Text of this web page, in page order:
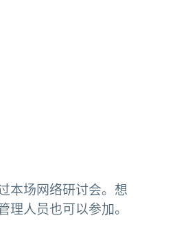
本场网络研讨会。想
人员也可以参加。